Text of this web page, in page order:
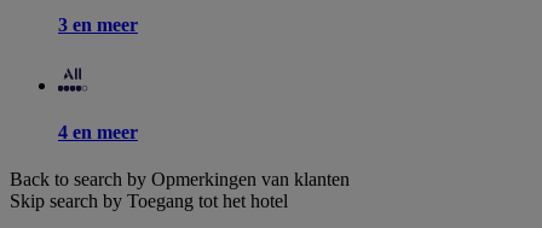
3 en meer
4 en meer
Back to search by Opmerkingen van klanten
Skip search by Toegang tot het hotel